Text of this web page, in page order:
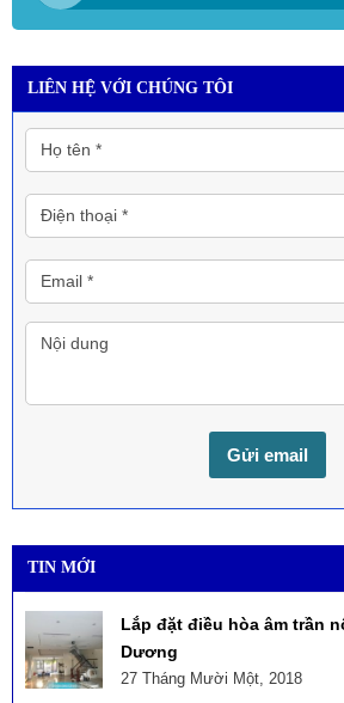
LIÊN HỆ VỚI CHÚNG TÔI
TIN MỚI
Lắp đặt điều hòa âm trần
Dương
27 Tháng Mười Một, 2018